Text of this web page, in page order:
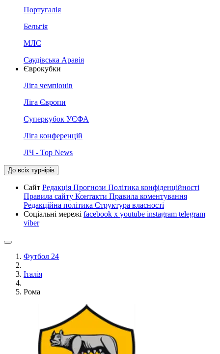
Португалія
Бельгія
МЛС
Саудівська Аравія
Єврокубки
Ліга чемпіонів
Ліга Європи
Суперкубок УЄФА
Ліга конференцій
ЛЧ - Top News
До всіх турнірів
Сайт Редакція Прогнози Політика конфіденційності
Правила сайту Контакти Правила коментування
Редакційна політика Структура власності
Соціальні мережі facebook x youtube instagram telegram
viber
Футбол 24
Італія
Рома